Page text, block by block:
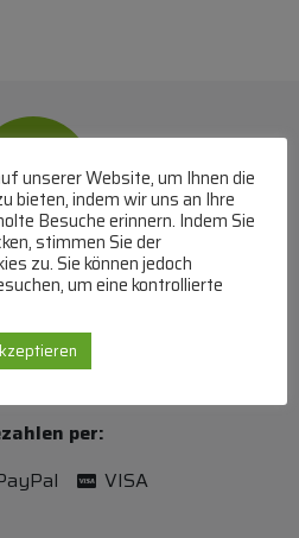
mit dem Service Team
per:
VISA
unserer Website, um Ihnen die
bieten, indem wir uns an Ihre
Besuche erinnern. Indem Sie
stimmen Sie der
zu. Sie können jedoch
um eine kontrollierte